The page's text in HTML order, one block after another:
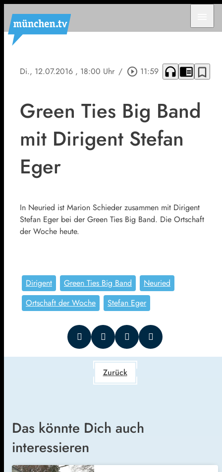
Di., 12.07.2016 , 18:00 Uhr / play_circle_outline 11:59 headphones chrome_reader_mode bookmark_border
Green Ties Big Band
mit Dirigent Stefan
Eger
In Neuried ist Marion Schieder zusammen mit Dirigent
Stefan Eger bei der Green Ties Big Band. Die Ortschaft
der Woche heute.
Dirigent Green Ties Big Band
Neuried
Ortschaft der Woche
Stefan Eger
Zurück
Das könnte Dich auch
interessieren